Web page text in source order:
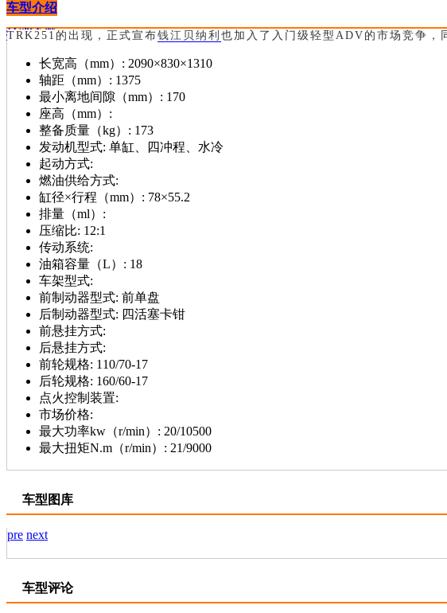
车型介绍
技术参数
>进入论坛
TRK251的出现，正式宣布钱江 贝纳利 也加入了入门级轻型ADV的市场竞争，
长宽高（mm）: 2090×830×1310
轴距（mm）: 1375
最小离地间隙（mm）: 170
座高（mm）:
整备质量（kg）: 173
发动机型式: 单缸、四冲程、水冷
起动方式:
燃油供给方式:
缸径×行程（mm）: 78×55.2
排量（ml）:
压缩比: 12:1
传动系统:
油箱容量（L）: 18
车架型式:
前制动器型式: 前单盘
后制动器型式: 四活塞卡钳
前悬挂方式:
后悬挂方式:
前轮规格: 110/70-17
后轮规格: 160/60-17
点火控制装置:
市场价格:
最大功率kw（r/min）: 20/10500
最大扭矩N.m（r/min）: 21/9000
车型图库
pre next
车型评论